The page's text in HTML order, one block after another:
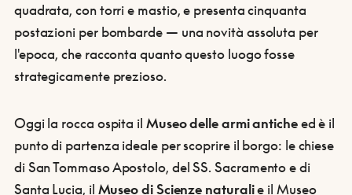
quadrata, con torri e mastio, e presenta cinquanta
postazioni per bombarde — una novità assoluta per
l'epoca, che racconta quanto questo luogo fosse
strategicamente prezioso.
Oggi la rocca ospita il Museo delle armi anticheed è il
punto di partenza ideale per scoprire il borgo: le chiese
di San Tommaso Apostolo, del SS. Sacramento e di
Santa Lucia, il Museo di Scienze naturalie il Museo